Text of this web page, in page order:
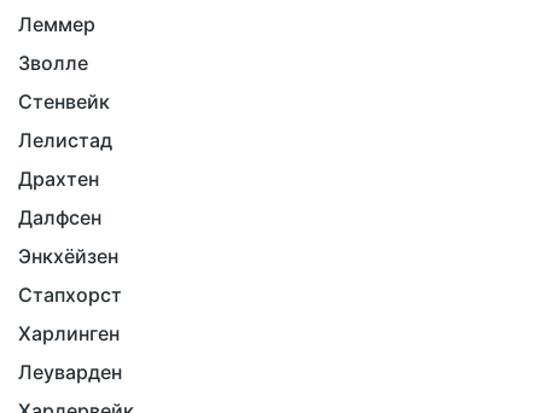
Леммер
Зволле
Стенвейк
Лелистад
Драхтен
Далфсен
Энкхёйзен
Стапхорст
Харлинген
Леуварден